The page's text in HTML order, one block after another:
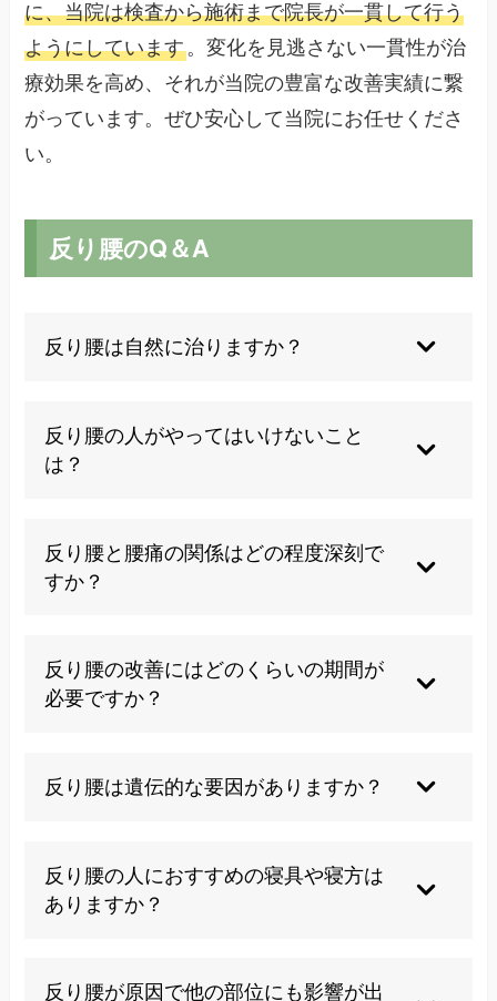
に、当院は検査から施術まで院長が一貫して行う
ようにしています。変化を見逃さない一貫性が治
療効果を高め、それが当院の豊富な改善実績に繋
がっています。ぜひ安心して当院にお任せくださ
い。
反り腰のQ＆A
反り腰は自然に治りますか？
め、自然治癒は期待できません。適切な運動療法
と姿勢改善により、意識的な取り組みが必要で
す。
反り腰の人がやってはいけないこと
は？
を無視した背筋強化、長時間の不良姿勢維持は避
けるべきです。
反り腰と腰痛の関係はどの程度深刻で
すか？
と椎間板ヘルニアや脊柱管狭窄症などの重篤な疾
患に進行する可能性があります。
反り腰の改善にはどのくらいの期間が
必要ですか？
続すれば、3～6ヶ月で明確な改善を実感できるこ
反り腰は遺伝的な要因がありますか？
多くは後天的な生活習慣や筋バランスの問題が原
因です。
反り腰の人におすすめの寝具や寝方は
ありますか？
入れて膝を軽く曲げる仰向け寝がおすすめです。
反り腰が原因で他の部位にも影響が出